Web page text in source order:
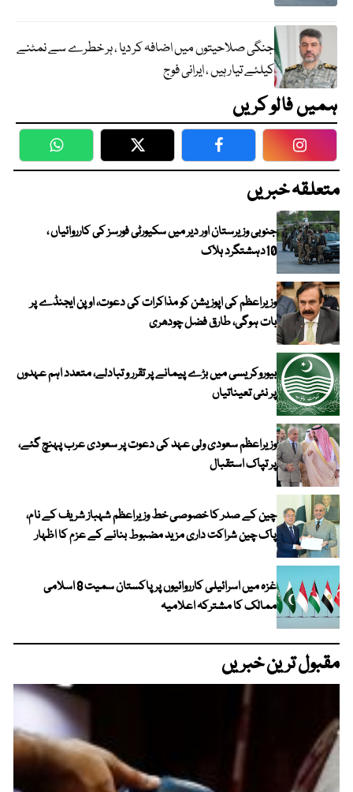
جنگی صلاحیتوں میں اضافہ کر دیا ، ہر خطرے سے نمٹنے
کیلئے تیار ہیں ، ایرانی فوج
ہمیں فالو کریں
WhatsApp Twitter Facebook
متعلقہ خبریں
جنوبی وزیرستان اور دیر میں سکیورٹی فورسز کی کارروائیاں ،
10دہشتگرد ہلاک
وزیراعظم کی اپوزیشن کو مذاکرات کی دعوت، اوپن ایجنڈے پر
بات ہوگی، طارق فضل چودھری
بیوروکریسی میں بڑے پیمانے پر تقرر و تبادلے، متعدد اہم عہدوں
پر نئی تعیناتیاں
وزیراعظم سعودی ولی عہد کی دعوت پر سعودی عرب پہنچ گئے،
پر تپاک استقبال
چین کے صدر کا خصوصی خط وزیراعظم شہباز شریف کے نام،
پاک چین شراکت داری مزید مضبوط بنانے کے عزم کا اظہار
غزہ میں اسرائیلی کارروائیوں پر پاکستان سمیت 8 اسلامی
ممالک کا مشترکہ اعلامیہ
مقبول ترین خبریں